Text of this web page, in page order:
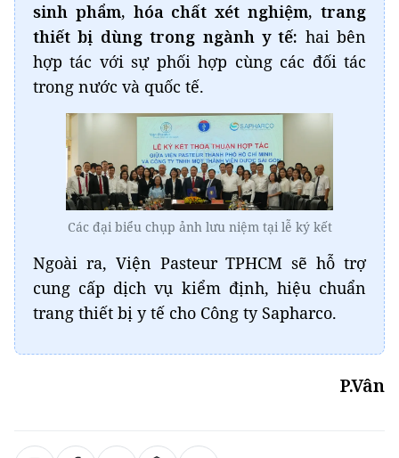
sinh phẩm, hóa chất xét nghiệm, trang
thiết bị dùng trong ngành y tế: hai bên
hợp tác với sự phối hợp cùng các đối tác
trong nước và quốc tế.
Các đại biểu chụp ảnh lưu niệm tại lễ ký kết
Ngoài ra, Viện Pasteur TPHCM sẽ hỗ trợ
cung cấp dịch vụ kiểm định, hiệu chuẩn
trang thiết bị y tế cho Công ty Sapharco.
P.Vân